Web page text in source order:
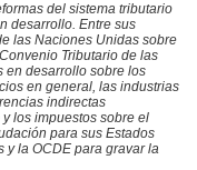
del sistema tributario
desarrollo. Entre sus
las Naciones Unidas sobre
Tributario de las
en desarrollo sobre los
en general, las industrias
indirectas
los impuestos sobre el
para sus Estados
y la OCDE para gravar la